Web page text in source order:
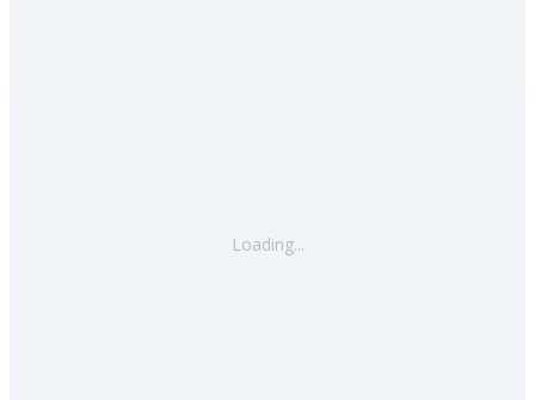
Loading...